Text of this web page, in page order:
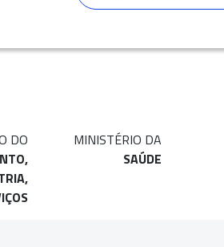
DO
MINISTÉRIO DA
SAÚDE